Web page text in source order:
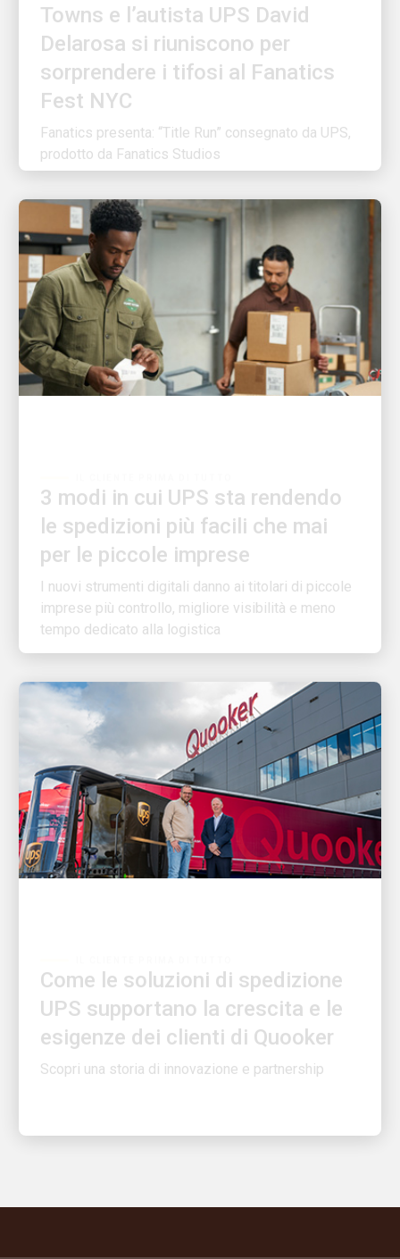
Delarosa si riuniscono per
sorprendere i tifosi al Fanatics
Fest NYC
Fanatics presenta: “Title Run” consegnato da UPS,
prodotto da Fanatics Studios
le spedizioni più facili che mai
per le piccole imprese
I nuovi strumenti digitali danno ai titolari di piccole
imprese più controllo, migliore visibilità e meno
tempo dedicato alla logistica
UPS supportano la crescita e le
esigenze dei clienti di Quooker
Scopri una storia di innovazione e partnership